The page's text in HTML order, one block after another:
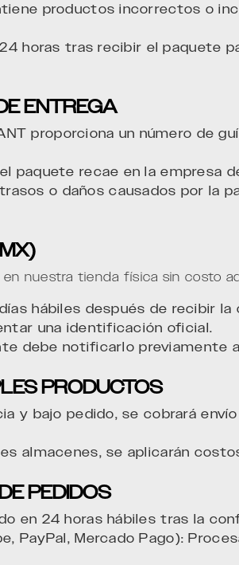
productos incorrectos o
horas tras recibir el paquete
ENTREGA
proporciona un número de
paquete recae en la empresa
o daños causados por la
nuestra tienda física sin costo
hábiles después de recibir la
una identificación oficial.
debe notificarlo previamente a
PRODUCTOS
y bajo pedido, se cobrará
almacenes, se aplicarán
PEDIDOS
en 24 horas hábiles tras la
Mercado Pago):